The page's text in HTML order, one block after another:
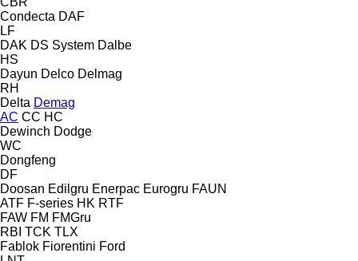
Condecta DAF
LF
DAK DS System Dalbe
HS
Dayun Delco Delmag
RH
Delta Demag
AC CC HC
Dewinch Dodge
WC
Dongfeng
DF
Doosan Edilgru Enerpac Eurogru FAUN
ATF F-series HK RTF
FAW FM FMGru
RBI TCK TLX
Fablok Fiorentini Ford